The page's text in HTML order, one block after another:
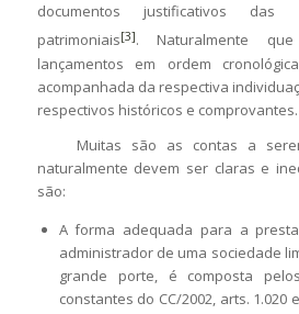
documentos justificativos das
patrimoniais[3]. Naturalmente
lançamentos em ordem
acompanhada da respectiva
respectivos históricos e comprovantes.
Muitas são as contas a
naturalmente devem ser claras e
são:
A forma adequada para a
administrador de uma sociedade
grande porte, é composta
constantes do CC/2002, arts. 1.020